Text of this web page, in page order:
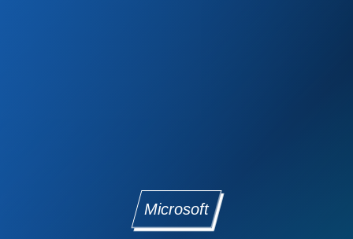
Microsoft